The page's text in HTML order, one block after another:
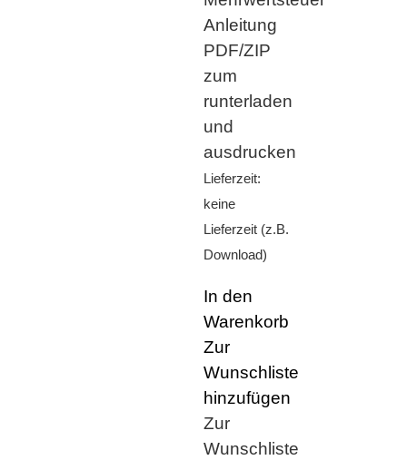
Anleitung
PDF/ZIP
zum
runterladen
und
ausdrucken
Lieferzeit:
keine
Lieferzeit (z.B.
Download)
In den
Warenkorb
Zur
Wunschliste
hinzufügen
Zur
Wunschliste